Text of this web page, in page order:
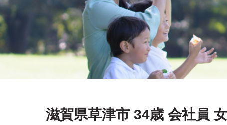
滋賀県草津市 34歳 会社員